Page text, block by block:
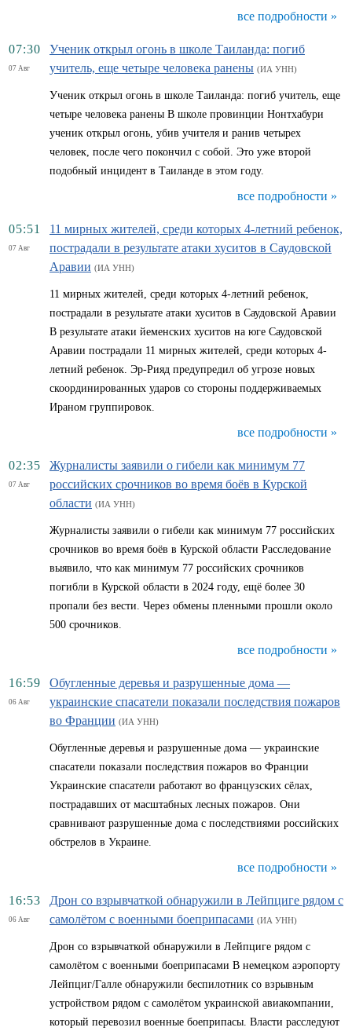
все подробности »
07:30
07 Авг
Ученик открыл огонь в школе Таиланда: погиб
учитель, еще четыре человека ранены (ИА УНН)
Ученик открыл огонь в школе Таиланда: погиб учитель, еще
четыре человека ранены В школе провинции Нонтхабури
ученик открыл огонь, убив учителя и ранив четырех
человек, после чего покончил с собой. Это уже второй
подобный инцидент в Таиланде в этом году.
все подробности »
05:51
07 Авг
11 мирных жителей, среди которых 4-летний ребенок,
пострадали в результате атаки хуситов в Саудовской
Аравии (ИА УНН)
11 мирных жителей, среди которых 4-летний ребенок,
пострадали в результате атаки хуситов в Саудовской Аравии
В результате атаки йеменских хуситов на юге Саудовской
Аравии пострадали 11 мирных жителей, среди которых 4-
летний ребенок. Эр-Рияд предупредил об угрозе новых
скоординированных ударов со стороны поддерживаемых
Ираном группировок.
все подробности »
02:35
07 Авг
Журналисты заявили о гибели как минимум 77
российских срочников во время боёв в Курской
области (ИА УНН)
Журналисты заявили о гибели как минимум 77 российских
срочников во время боёв в Курской области Расследование
выявило, что как минимум 77 российских срочников
погибли в Курской области в 2024 году, ещё более 30
пропали без вести. Через обмены пленными прошли около
500 срочников.
все подробности »
16:59
06 Авг
Обугленные деревья и разрушенные дома —
украинские спасатели показали последствия пожаров
во Франции (ИА УНН)
Обугленные деревья и разрушенные дома — украинские
спасатели показали последствия пожаров во Франции
Украинские спасатели работают во французских сёлах,
пострадавших от масштабных лесных пожаров. Они
сравнивают разрушенные дома с последствиями российских
обстрелов в Украине.
все подробности »
16:53
06 Авг
Дрон со взрывчаткой обнаружили в Лейпциге рядом с
самолётом с военными боеприпасами (ИА УНН)
Дрон со взрывчаткой обнаружили в Лейпциге рядом с
самолётом с военными боеприпасами В немецком аэропорту
Лейпциг/Галле обнаружили беспилотник со взрывным
устройством рядом с самолётом украинской авиакомпании,
который перевозил военные боеприпасы. Власти расследуют